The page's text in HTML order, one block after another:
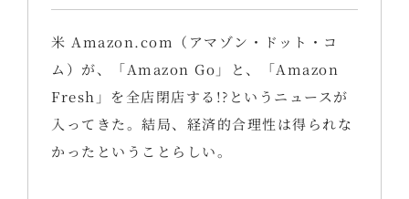
米 Amazon.com（アマゾン・ドット・コ
ム）が、「Amazon Go」と、「Amazon
Fresh」を全店閉店する!?というニュースが
入ってきた。結局、経済的合理性は得られな
かったということらしい。